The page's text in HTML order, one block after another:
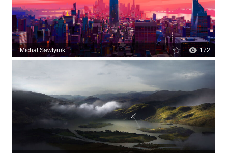
Michał Sawtyruk 172